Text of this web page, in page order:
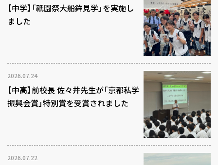
【中学】「祇園祭大船鉾見学」を実施し
ました
2026.07.24
【中高】前校長 佐々井先生が「京都私学
振興会賞」特別賞を受賞されました
2026.07.22